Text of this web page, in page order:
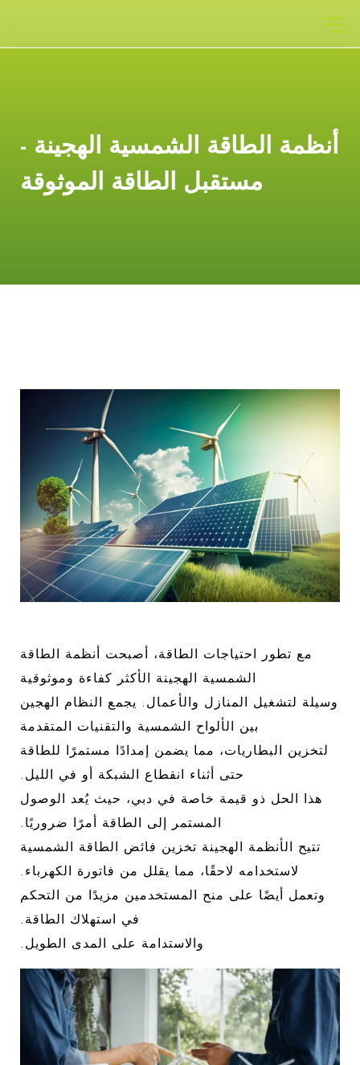
أنظمة الطاقة الشمسية الهجينة -
مستقبل الطاقة الموثوقة
مع تطور احتياجات الطاقة، أصبحت أنظمة الطاقة
الشمسية الهجينة الأكثر كفاءة وموثوقية
وسيلة لتشغيل المنازل والأعمال. يجمع النظام الهجين
بين الألواح الشمسية والتقنيات المتقدمة
لتخزين البطاريات، مما يضمن إمدادًا مستمرًا للطاقة
حتى أثناء انقطاع الشبكة أو في الليل.
هذا الحل ذو قيمة خاصة في دبي، حيث يُعد الوصول
المستمر إلى الطاقة أمرًا ضروريًا.
تتيح الأنظمة الهجينة تخزين فائض الطاقة الشمسية
لاستخدامه لاحقًا، مما يقلل من فاتورة الكهرباء.
وتعمل أيضًا على منح المستخدمين مزيدًا من التحكم
في استهلاك الطاقة.
والاستدامة على المدى الطويل.